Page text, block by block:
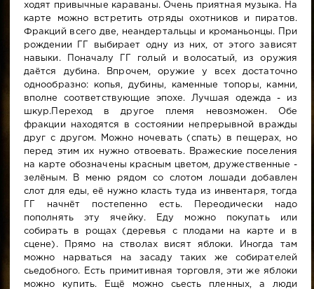
ходят привычные караваны. Очень приятная музыка. На
карте можно встретить отряды охотников и пиратов.
Фракций всего две, неандертальцы и кроманьонцы. При
рождении ГГ выбирает одну из них, от этого зависят
навыки. Поначалу ГГ голый и волосатый, из оружия
даётся дубина. Впрочем, оружие у всех достаточно
однообразно: копья, дубины, каменные топоры, камни,
вполне соответствующие эпохе. Лучшая одежда - из
шкур.Переход в другое племя невозможен. Обе
фракции находятся в состоянии непрерывной вражды
друг с другом. Можно ночевать (спать) в пещерах, но
перед этим их нужно отвоевать. Вражеские поселения
на карте обозначены красным цветом, дружественные -
зелёным. В меню рядом со слотом лошади добавлен
слот для еды, её нужно класть туда из инвентаря, тогда
ГГ начнёт постепенно есть. Переодически надо
пополнять эту ячейку. Еду можно покупать или
собирать в рощах (деревья с плодами на карте и в
сцене). Прямо на стволах висят яблоки. Иногда там
можно нарваться на засаду таких же собирателей
сьедобного. Есть примитивная торговля, эти же яблоки
можно купить. Ещё можно сьесть пленных, а люди